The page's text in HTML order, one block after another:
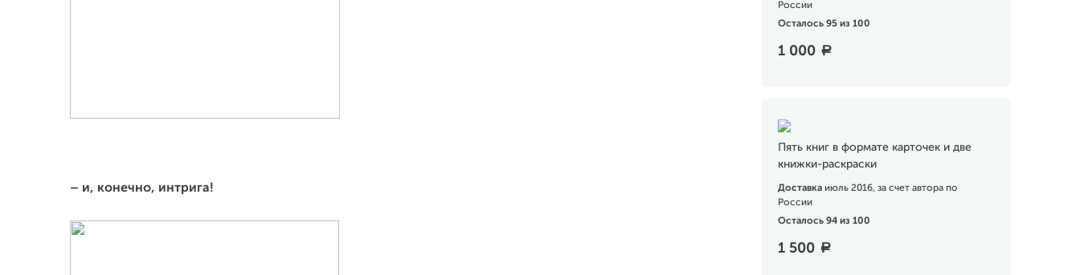
России
Осталось 95 из 100
1 000 a
Пять книг в формате карточек и две
книжки-раскраски
Доставка июль 2016, за счет автора по
России
Осталось 94 из 100
1 500 a
– и, конечно, интрига!